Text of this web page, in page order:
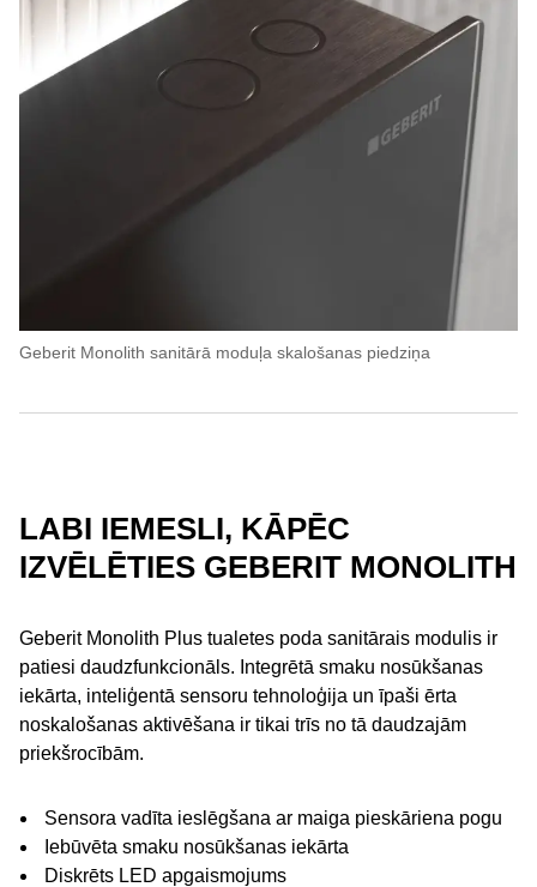
Geberit Monolith sanitārā moduļa skalošanas piedziņa
LABI IEMESLI, KĀPĒC
IZVĒLĒTIES GEBERIT MONOLITH
Geberit Monolith Plus tualetes poda sanitārais modulis ir
patiesi daudzfunkcionāls. Integrētā smaku nosūkšanas
iekārta, inteliģentā sensoru tehnoloģija un īpaši ērta
noskalošanas aktivēšana ir tikai trīs no tā daudzajām
priekšrocībām.
Sensora vadīta ieslēgšana ar maiga pieskāriena pogu
Iebūvēta smaku nosūkšanas iekārta
Diskrēts LED apgaismojums